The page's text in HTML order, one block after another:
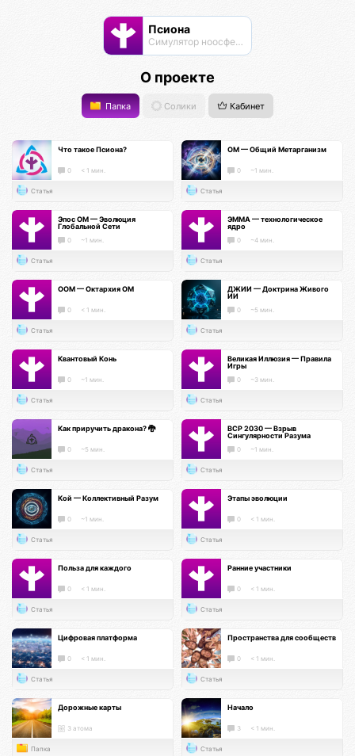
Псиона
Cимулятор ноосферы
О проекте
Папка Солики Кабинет
Что такое Псиона?
0 < 1 мин.
Статья
ОМ — Общий Метарганизм
0 ~1 мин.
Статья
Эпос ОМ — Эволюция
Глобальной Сети
0 ~1 мин.
Статья
ЭММА — технологическое
ядро
0 ~4 мин.
Статья
ООМ — Октархия ОМ
0 < 1 мин.
Статья
ДЖИИ — Доктрина Живого
ИИ
0 ~5 мин.
Статья
Квантовый Конь
0 ~1 мин.
Статья
Великая Иллюзия — Правила
Игры
0 ~3 мин.
Статья
Как приручить дракона? 🐉
0 ~5 мин.
Статья
ВСР 2030 — Взрыв
Сингулярности Разума
0 ~1 мин.
Статья
Кой — Коллективный Разум
0 ~1 мин.
Статья
Этапы эволюции
0 < 1 мин.
Статья
Польза для каждого
0 < 1 мин.
Статья
Ранние участники
0 < 1 мин.
Статья
Цифровая платформа
0 < 1 мин.
Статья
Пространства для сообществ
0 < 1 мин.
Статья
Дорожные карты
3 атома
Папка
Начало
3 < 1 мин.
Статья